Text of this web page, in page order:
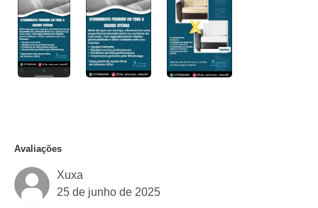
Avaliações
Xuxa
25 de junho de 2025